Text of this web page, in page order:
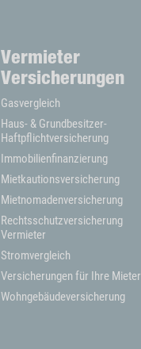
Vermieter
Versicherungen
Gasvergleich
Haus- & Grundbesitzer-
Haftpflichtversicherung
Immobilienfinanzierung
Mietkautionsversicherung
Mietnomadenversicherung
Rechtsschutzversicherung
Vermieter
Stromvergleich
Versicherungen für Ihre Mieter
Wohngebäudeversicherung